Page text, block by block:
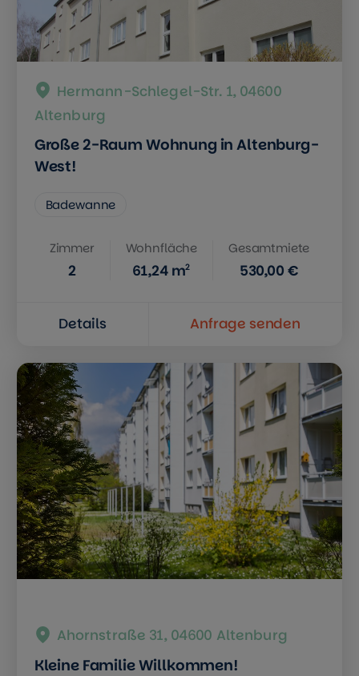
Hermann-Schlegel-Str. 1, 04600
Altenburg
Große 2-Raum Wohnung in Altenburg-
West!
Badewanne
Zimmer
2
Wohnfläche
61,24m2
Gesamtmiete
530,00 €
Details Anfrage senden
Ahornstraße 31, 04600 Altenburg
Kleine Familie Willkommen!